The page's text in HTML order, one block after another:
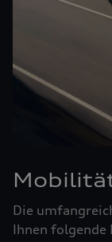
Die
Ihnen folgende